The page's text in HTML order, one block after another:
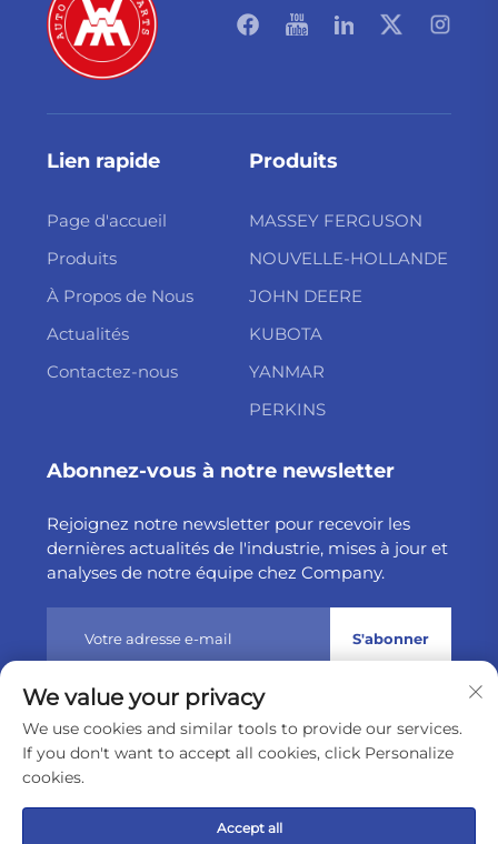
Lien rapide
Page d'accueil
Produits
À Propos de Nous
Actualités
Contactez-nous
Produits
MASSEY FERGUSON
NOUVELLE-HOLLANDE
JOHN DEERE
KUBOTA
YANMAR
PERKINS
Abonnez-vous à notre newsletter
Rejoignez notre newsletter pour recevoir les
dernières actualités de l'industrie, mises à jour et
analyses de notre équipe chez Company.
S'abonner
Droits d'auteur © 2025 par Weltake Import & Export
Company Limited
Politique de confidentialité
We value your privacy
We use cookies and similar tools to provide our services.
If you don't want to accept all cookies, click Personalize
cookies.
Accept all